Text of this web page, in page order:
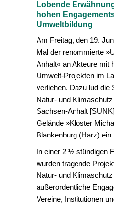
Lobende
hohen
Umweltbildung
Am Freitag, den 19.
Mal der renommierte
Anhalt« an Akteure mit
Umwelt-Projekten im
verliehen. Dazu lud die
Natur- und
Sachsen-Anhalt
Gelände »Kloster
Blankenburg (Harz) ein.
In einer 2 ½ stündigen
wurden tragende
Natur- und
außerordentliche
Vereine, Institutionen